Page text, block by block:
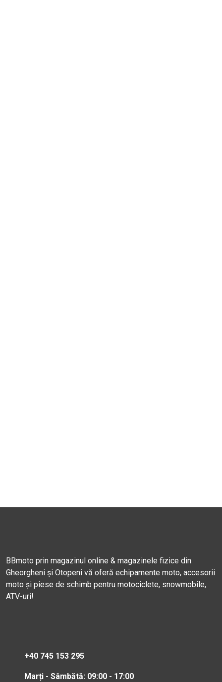
BBmoto prin magazinul online & magazinele fizice din
Gheorgheni și Otopeni vă oferă echipamente moto, accesorii
moto și piese de schimb pentru motociclete, snowmobile,
ATV-uri!
+40 745 153 295
Marți - Sâmbătă: 09:00 - 17:00